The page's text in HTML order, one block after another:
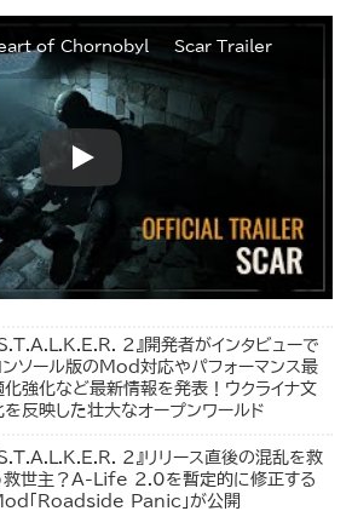
of Chornobyl — Scar Trailer
S.T.A.L.K.E.R. 2』開発者がインタビューで
ンソール版のMod対応やパフォーマンス最
化強化など最新情報を発表！ウクライナ文
を反映した壮大なオープンワールド
S.T.A.L.K.E.R. 2』リリース直後の混乱を救
救世主？A-Life 2.0を暫定的に修正する
「Roadside Panic」が公開